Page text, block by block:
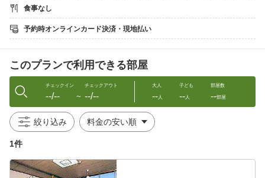
最終チェックインは19時となっております。
また、お食事等で外出のお客様も22時までにはお戻りください。
■周辺施設
・筋湯温泉中心部（打たせ湯）まで徒歩10分
・小松地獄(徒歩10分)
・八丁原地熱発電所(車で10分)
・九重スキー場(車で15分)
・九重夢大吊橋(車で20分)など
●冬季期間中はスキーリフト券2，500円割引き券有り！！
食事なし
予約時オンラインカード決済・現地払い
このプランで利用できる部屋
チェックイン
--/-- 〜
チェックアウト
--/--
大人
--人
子ども
--人
部屋数
--部屋
絞り込み
1件